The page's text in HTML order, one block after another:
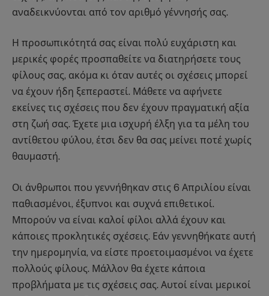
αναδεικνύονται από τον αριθμό γέννησής σας.
Η προσωπικότητά σας είναι πολύ ευχάριστη και
μερικές φορές προσπαθείτε να διατηρήσετε τους
φίλους σας, ακόμα κι όταν αυτές οι σχέσεις μπορεί
να έχουν ήδη ξεπεραστεί. Μάθετε να αφήνετε
εκείνες τις σχέσεις που δεν έχουν πραγματική αξία
στη ζωή σας. Έχετε μια ισχυρή έλξη για τα μέλη του
αντίθετου φύλου, έτσι δεν θα σας μείνει ποτέ χωρίς
θαυμαστή.
Οι άνθρωποι που γεννήθηκαν στις 6 Απριλίου είναι
παθιασμένοι, έξυπνοι και συχνά επιθετικοί.
Μπορούν να είναι καλοί φίλοι αλλά έχουν και
κάποιες προκλητικές σχέσεις. Εάν γεννηθήκατε αυτή
την ημερομηνία, να είστε προετοιμασμένοι να έχετε
πολλούς φίλους. Μάλλον θα έχετε κάποια
προβλήματα με τις σχέσεις σας. Αυτοί είναι μερικοί